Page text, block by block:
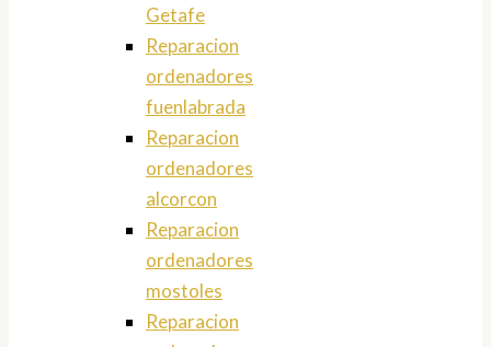
Getafe
Reparacion
ordenadores
fuenlabrada
Reparacion
ordenadores
alcorcon
Reparacion
ordenadores
mostoles
Reparacion